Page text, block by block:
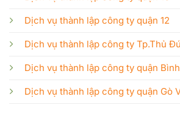
Dịch vụ thành lập công ty quận 12
Dịch vụ thành lập công ty Tp.Thủ
Dịch vụ thành lập công ty quận
Dịch vụ thành lập công ty quận Gò